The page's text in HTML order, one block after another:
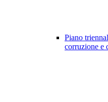
Piano
corruzione e